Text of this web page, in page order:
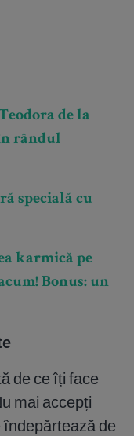
de la
rândul
specială cu
karmică pe
Bonus: un
de ce îți face
mai accepți
îndepărtează de